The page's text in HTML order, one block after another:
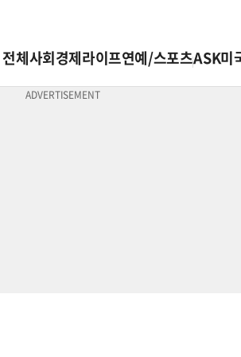
전체사회경제라이프연예/스포츠ASK미